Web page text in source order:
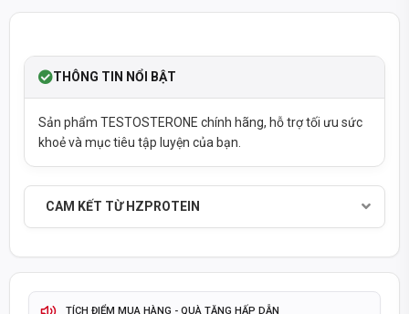
THÔNG TIN NỔI BẬT
Sản phẩm TESTOSTERONE chính hãng, hỗ trợ tối ưu sức
khoẻ và mục tiêu tập luyện của bạn.
CAM KẾT TỪ HZPROTEIN
SẢN PHẨM CHÍNH HÃNG - THANH TOÁN KHI NHẬN HÀNG
THÔNG TIN SẢN PHẨM CẬP NHẬTTỰ ĐỘNG & CHÍNH XÁC
GIAO HÀNG HOẢ TỐC TP.HCM2-4 GIỜ
ĐỔI TRẢ 15 NGÀY
TÍCH ĐIỂM MUA HÀNG - QUÀ TẶNG HẤP DẪN